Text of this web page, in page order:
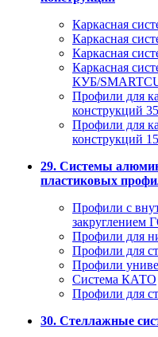
Каркасная
Каркасная
Каркасная
Каркасная
КУБ/
Профили для
конструкций
Профили для
конструкций
29. Системы
пластиковых
Профили с
закруглением
Профили для
Профили для
Профили
Система КАТО
Профили для
30. Стеллажные